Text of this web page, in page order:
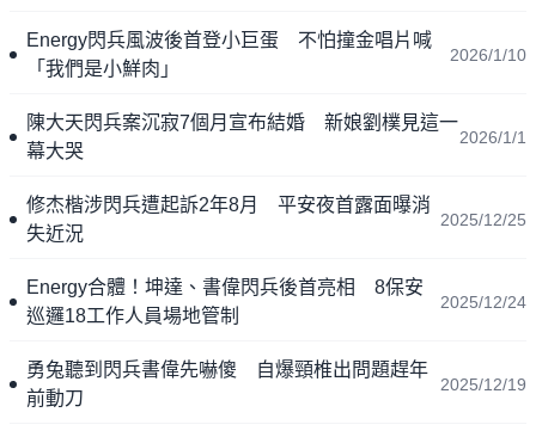
Energy閃兵風波後首登小巨蛋 不怕撞金唱片喊
「我們是小鮮肉」
2026/1/10
陳大天閃兵案沉寂7個月宣布結婚 新娘劉樸見這一
幕大哭
2026/1/1
修杰楷涉閃兵遭起訴2年8月 平安夜首露面曝消
失近況
2025/12/25
Energy合體！坤達、書偉閃兵後首亮相 8保安
巡邏18工作人員場地管制
2025/12/24
勇兔聽到閃兵書偉先嚇傻 自爆頸椎出問題趕年
前動刀
2025/12/19